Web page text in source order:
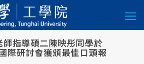
師指導碩二陳映彤同學於
際研討會獲頒最佳口頭報